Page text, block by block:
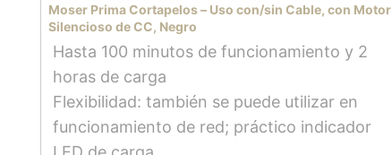
Moser Prima Cortapelos – Uso con/sin Cable, con Motor
Silencioso de CC, Negro
Hasta 100 minutos de funcionamiento y 2
horas de carga
Flexibilidad: también se puede utilizar en
funcionamiento de red; práctico indicador